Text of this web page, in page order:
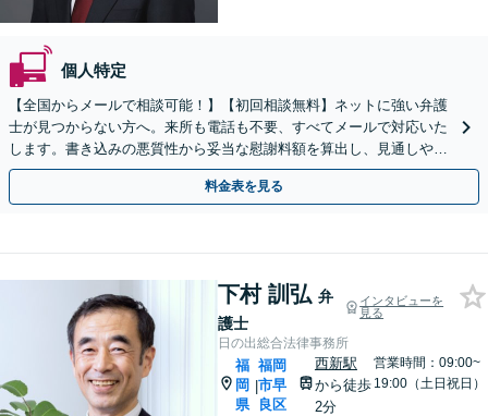
個人特定
【全国からメールで相談可能！】【初回相談無料】ネットに強い弁護
士が見つからない方へ。来所も電話も不要、すべてメールで対応いた
します。書き込みの悪質性から妥当な慰謝料額を算出し、見通しや費
用面のリスクも包み隠さずお伝えしサポートします。
料金表を見る
下村 訓弘 弁
護士
インタビューを
見る
日の出総合法律事務所
福
岡
県
|
福岡
市早
良区
西新駅
から徒歩
2分
営業時間：09:00~
19:00（土日祝日）